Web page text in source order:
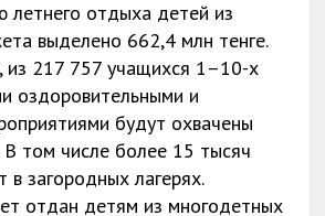
летнего отдыха детей из
выделено 662,4 млн тенге.
из 217 757 учащихся 1–10-х
оздоровительными и
будут охвачены
том числе более 15 тысяч
в загородных лагерях.
отдан детям из многодетных